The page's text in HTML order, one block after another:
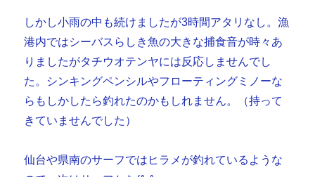
しかし小雨の中も続けましたが3時間アタリなし。漁
港内ではシーバスらしき魚の大きな捕食音が時々あ
りましたがタチウオテンヤには反応しませんでし
た。シンキングペンシルやフローティングミノーな
らもしかしたら釣れたのかもしれません。（持って
きていませんでした）
仙台や県南のサーフではヒラメが釣れているような